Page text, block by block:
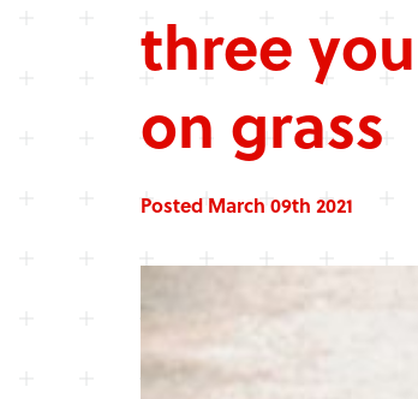
three
on grass
Posted March 09th 2021